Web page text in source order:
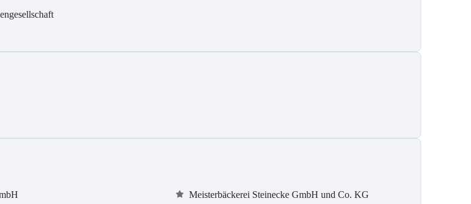
Meisterbäckerei Steinecke GmbH und Co. KG